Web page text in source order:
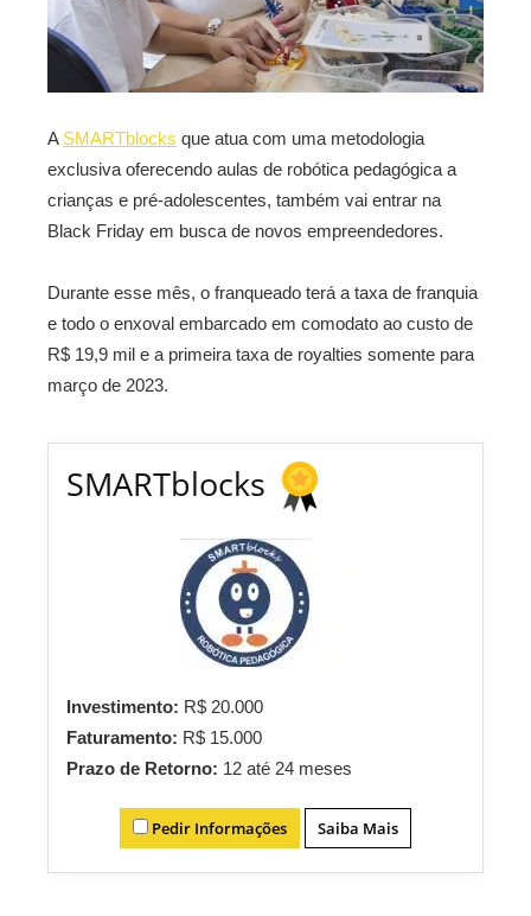
A SMARTblocks que atua com uma metodologia
exclusiva oferecendo aulas de robótica pedagógica a
crianças e pré-adolescentes, também vai entrar na
Black Friday em busca de novos empreendedores.
Durante esse mês, o franqueado terá a taxa de franquia
e todo o enxoval embarcado em comodato ao custo de
R$ 19,9 mil e a primeira taxa de royalties somente para
março de 2023.
SMARTblocks
Investimento: R$ 20.000
Faturamento: R$ 15.000
Prazo de Retorno: 12 até 24 meses
Pedir Informações Saiba Mais